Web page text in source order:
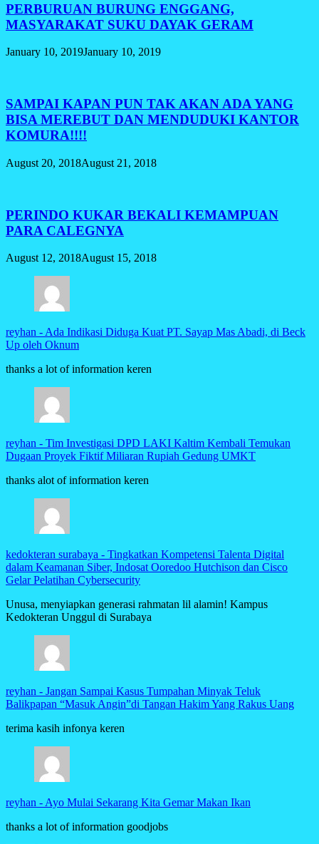
PERBURUAN BURUNG ENGGANG,
MASYARAKAT SUKU DAYAK GERAM
January 10, 2019January 10, 2019
SAMPAI KAPAN PUN TAK AKAN ADA YANG
BISA MEREBUT DAN MENDUDUKI KANTOR
KOMURA!!!!
August 20, 2018August 21, 2018
PERINDO KUKAR BEKALI KEMAMPUAN
PARA CALEGNYA
August 12, 2018August 15, 2018
reyhan - Ada Indikasi Diduga Kuat PT. Sayap Mas Abadi, di Beck
Up oleh Oknum
thanks a lot of information keren
reyhan - Tim Investigasi DPD LAKI Kaltim Kembali Temukan
Dugaan Proyek Fiktif Miliaran Rupiah Gedung UMKT
thanks alot of information keren
kedokteran surabaya - Tingkatkan Kompetensi Talenta Digital
dalam Keamanan Siber, Indosat Ooredoo Hutchison dan Cisco
Gelar Pelatihan Cybersecurity
Unusa, menyiapkan generasi rahmatan lil alamin! Kampus
Kedokteran Unggul di Surabaya
reyhan - Jangan Sampai Kasus Tumpahan Minyak Teluk
Balikpapan “Masuk Angin”di Tangan Hakim Yang Rakus Uang
terima kasih infonya keren
reyhan - Ayo Mulai Sekarang Kita Gemar Makan Ikan
thanks a lot of information goodjobs